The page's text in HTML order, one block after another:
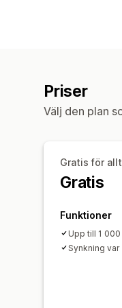
Priser
Välj den plan
Gratis för
Gratis
Funktioner
Upp till 1
Synkning var